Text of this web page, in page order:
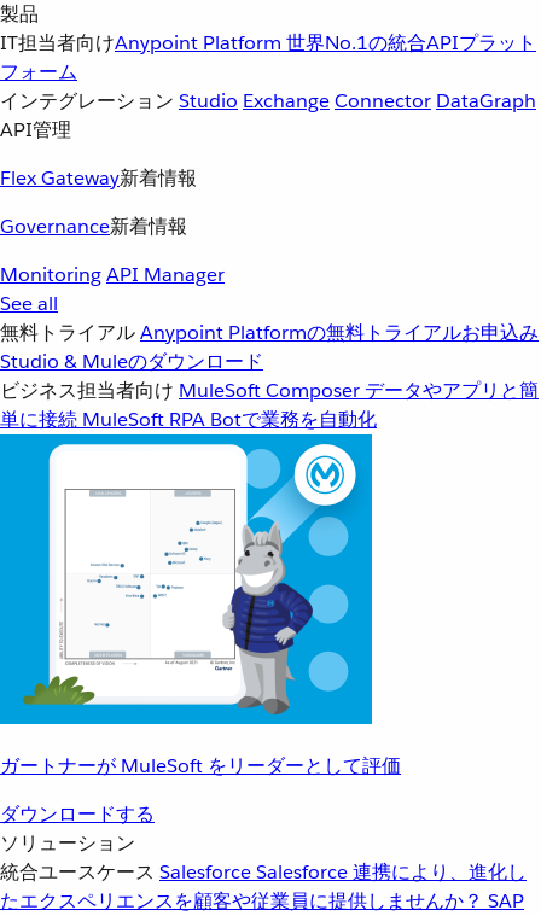
製品
IT担当者向けAnypoint Platform 世界No.1の統合APIプラット
フォーム
インテグレーション Studio ExchangeConnector DataGraph
API管理
Flex Gateway新着情報
Governance新着情報
MonitoringAPI Manager
See all
無料トライアルAnypoint Platformの無料トライアルお申込み
Studio & Muleのダウンロード
ビジネス担当者向け MuleSoft Composer データやアプリと簡
単に接続 MuleSoft RPA Botで業務を自動化
ガートナーが MuleSoft をリーダーとして評価
ダウンロードする
ソリューション
統合ユースケース SalesforceSalesforce 連携により、進化し
たエクスペリエンスを顧客や従業員に提供しませんか？ SAP